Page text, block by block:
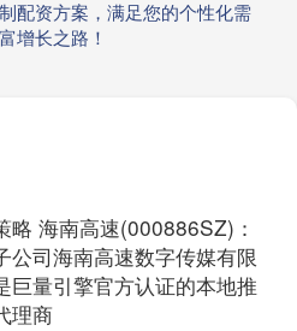
配资方案，满足您的个性化需
增长之路！
略 海南高速(000886SZ)：
公司海南高速数字传媒有限
巨量引擎官方认证的本地推
理商